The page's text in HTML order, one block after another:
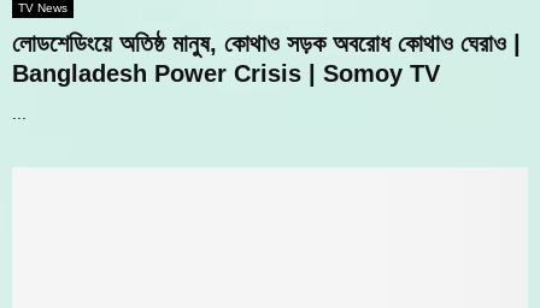
TV News
লোডশেডিংয়ে অতিষ্ঠ মানুষ, কোথাও সড়ক অবরোধ কোথাও ঘেরাও |
Bangladesh Power Crisis | Somoy TV